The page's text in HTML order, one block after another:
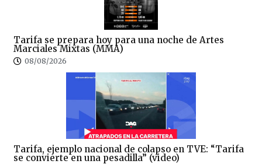
Tarifa se prepara hoy para una noche de Artes
Marciales Mixtas (MMA)
08/08/2026
Tarifa, ejemplo nacional de colapso en TVE: “Tarifa
se convierte en una pesadilla” (video)